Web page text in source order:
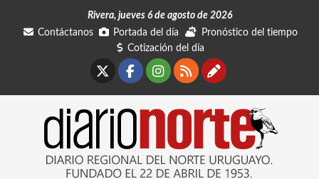
Rivera, jueves 6 de agosto de 2026
Contáctanos
Portada del día
Pronóstico del tiempo
Cotización del día
Facebook
Instagram
RSSContáctanos